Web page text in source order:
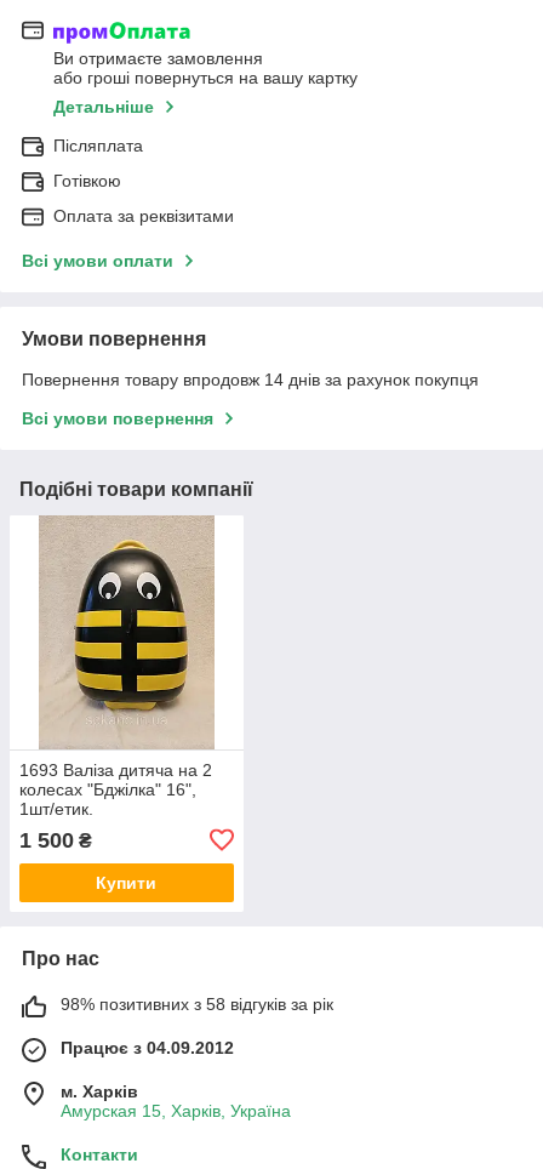
Ви отримаєте замовлення
або гроші повернуться на вашу картку
Детальніше
Післяплата
Готівкою
Оплата за реквізитами
Всі умови оплати
Умови повернення
Повернення товару впродовж 14 днів за рахунок покупця
Всі умови повернення
Подібні товари компанії
1693 Валіза дитяча на 2
колесах "Бджілка" 16",
1шт/етик.
1 500 ₴
Купити
Про нас
98% позитивних з 58 відгуків за рік
Працює з 04.09.2012
м. Харків
Амурская 15, Харків, Україна
Контакти